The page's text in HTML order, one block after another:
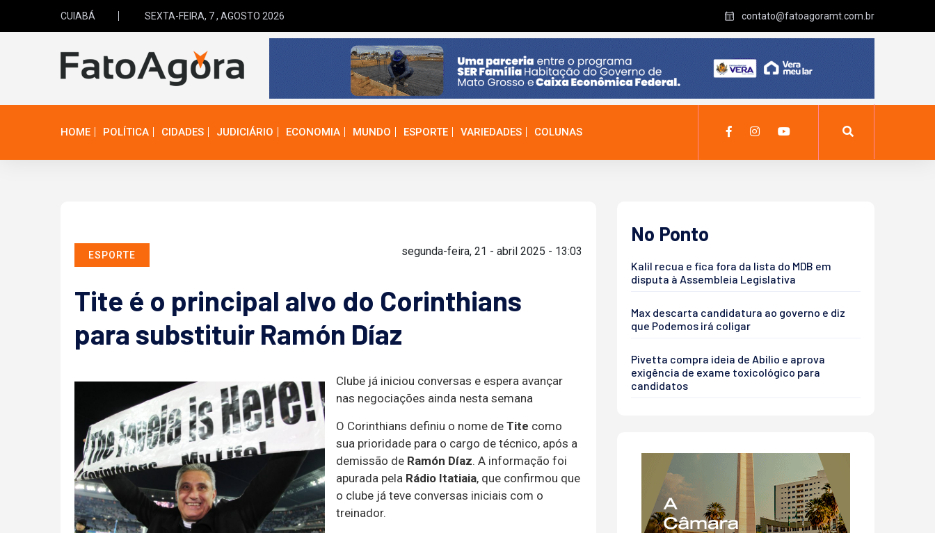
CUIABÁ SEXTA-FEIRA, 7 , AGOSTO 2026 contato@fatoagoramt.com.br
HOME POLÍTICA CIDADES JUDICIÁRIO ECONOMIA MUNDO ESPORTE VARIEDADES COLUNAS
ESPORTE segunda-feira, 21 - abril 2025 - 13:03
Tite é o principal alvo do Corinthians
para substituir Ramón Díaz
Clube já iniciou conversas e espera avançar
nas negociações ainda nesta semana
O Corinthians definiu o nome de Tite como
sua prioridade para o cargo de técnico, após a
demissão de Ramón Díaz. A informação foi
apurada pela Rádio Itatiaia, que confirmou que
o clube já teve conversas iniciais com o
treinador.
No Ponto
Kalil recua e fica fora da lista do MDB em
disputa à Assembleia Legislativa
Max descarta candidatura ao governo e diz
que Podemos irá coligar
Pivetta compra ideia de Abilio e aprova
exigência de exame toxicológico para
candidatos